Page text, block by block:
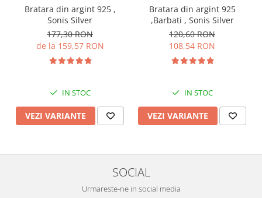
Bratara din argint 925 ,
Sonis Silver
177,30 RON
de la 159,57 RON
IN STOC
VEZI VARIANTE
Bratara din argint 925
,Barbati , Sonis Silver
120,60 RON
108,54 RON
IN STOC
VEZI VARIANTE
SOCIAL
Urmareste-ne in social media